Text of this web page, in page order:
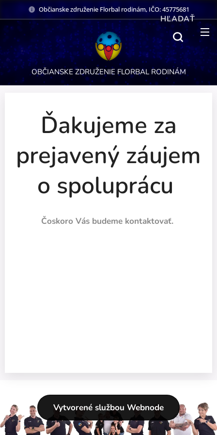
Občianske združenie Florbal rodinám, IČO: 45775681
OBČIANSKE ZDRUŽENIE FLORBAL RODINÁM
HĽADAŤ
Ďakujeme za
prejavený záujem
o spoluprácu
Čoskoro Vás budeme kontaktovať.
Vytvorené službou Webnode